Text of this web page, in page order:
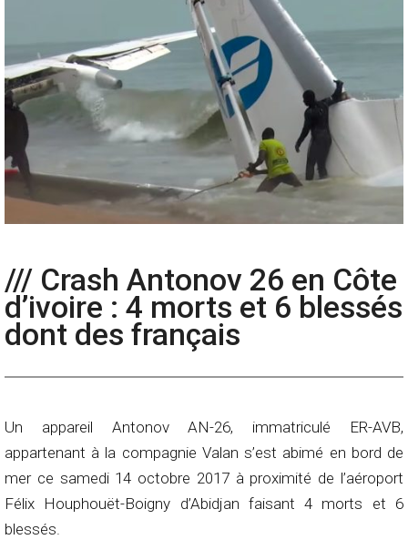
/// Crash Antonov 26 en Côte
d’ivoire : 4 morts et 6 blessés
dont des français
Un appareil Antonov AN-26, immatriculé ER-AVB,
appartenant à la compagnie Valan s’est abimé en bord de
mer ce samedi 14 octobre 2017 à proximité de l’aéroport
Félix Houphouët-Boigny d’Abidjan faisant 4 morts et 6
blessés.